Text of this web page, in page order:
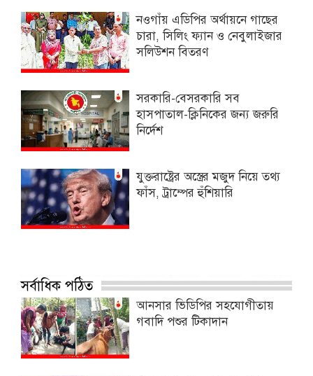
নওগাঁয় এডিপির অর্থায়নে গাছের
চারা, সিলিং ফ্যান ও নেবুলাইজার
সলিউশন বিতরণ
সরকারি-বেসরকারি সব
হাসপাতাল-ক্লিনিকের জন্য জরুরি
নির্দেশ
যুক্তরাষ্ট্রের অস্ত্রের মজুদ নিয়ে তথ্য
ফাঁস, ট্রাম্পের হুঁশিয়ারি
সর্বাধিক পঠিত
আনসার ভিডিপির সহযোগীতায়
গবাদি পশুর টিকাদান